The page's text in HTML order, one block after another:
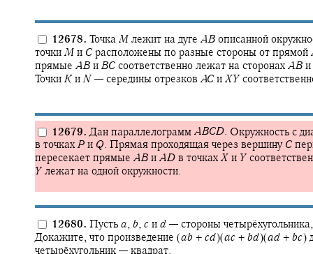
12678. Точка M лежит на дуге AB описанной
точки M и C расположены по разные стороны от прямой
прямые AB и BC соответственно лежат на сторонах AB и
Точки K и N — середины отрезков AC и XY
12679. Дан параллелограмм ABCD. Окружность с
в точках P и Q. Прямая проходящая через вершину C
пересекает прямые AB и AD в точках X и Y
Y лежат на одной окружности.
12680. Пусть a, b, c и d — стороны
Докажите, что произведение (ab + cd)(ac + bd)(ad + bc)
четырёхугольник — квадрат.